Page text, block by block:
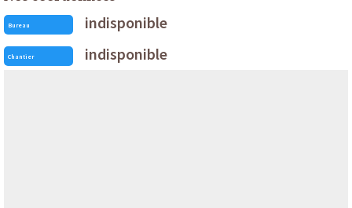
Bureau indisponible
Chantier indisponible